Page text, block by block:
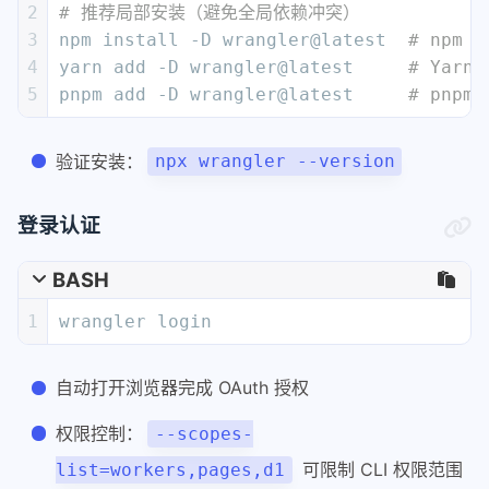
2
3
4
5
# 推荐局部安装（避免全局依赖冲突）
npm install -D wrangler@latest # npm
yarn add -D wrangler@latest # Yarn
pnpm add -D wrangler@latest # pnpm
验证安装： npx wrangler --version
登录认证
BASH
1 wrangler login
自动打开浏览器完成 OAuth 授权
权限控制：
--scopes-
list=workers,pages,d1
可限制 CLI 权限范围